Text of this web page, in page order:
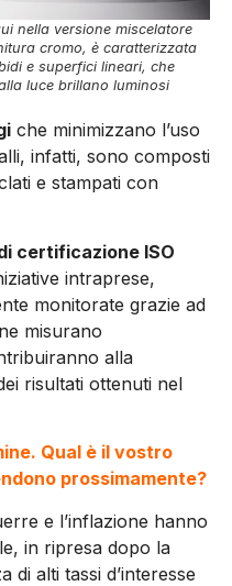
nella versione miscelatore
cromo, è caratterizzata
e superfici lineari, che
luce brillano luminosi
che minimizzano l’uso
infatti, sono composti
e stampati con
certificazione ISO
intraprese,
monitorate grazie ad
misurano
alla
risultati ottenuti nel
Qual è il vostro
prossimamente?
e l’inflazione hanno
in ripresa dopo la
di alti tassi d’interesse